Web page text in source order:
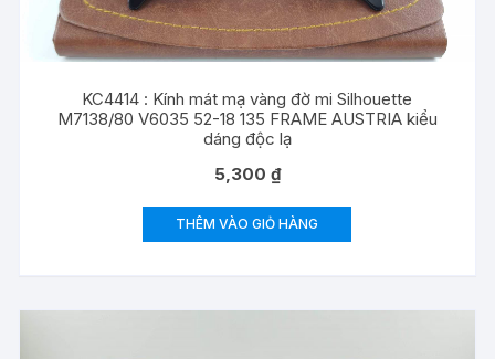
KC4414 : Kính mát mạ vàng đờ mi Silhouette
M7138/80 V6035 52-18 135 FRAME AUSTRIA kiểu
dáng độc lạ
5,300 ₫
THÊM VÀO GIỎ HÀNG